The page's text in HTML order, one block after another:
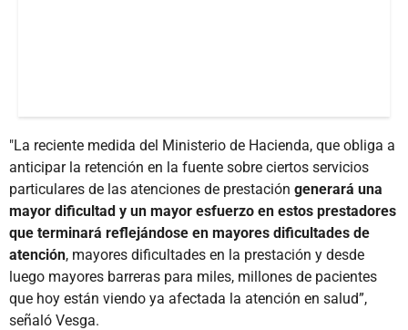
"La reciente medida del Ministerio de Hacienda, que obliga a
anticipar la retención en la fuente sobre ciertos servicios
particulares de las atenciones de prestación generará una
mayor dificultad y un mayor esfuerzo en estos prestadores
que terminará reflejándose en mayores dificultades de
atención, mayores dificultades en la prestación y desde
luego mayores barreras para miles, millones de pacientes
que hoy están viendo ya afectada la atención en salud”,
señaló Vesga.